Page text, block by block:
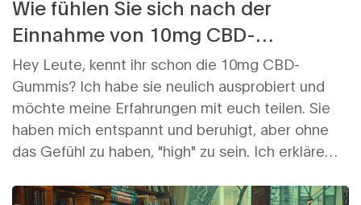
Wie fühlen Sie sich nach der
Einnahme von 10mg CBD-
Gummibärchen?
Hey Leute, kennt ihr schon die 10mg CBD-
Gummis? Ich habe sie neulich ausprobiert und
möchte meine Erfahrungen mit euch teilen. Sie
haben mich entspannt und beruhigt, aber ohne
das Gefühl zu haben, "high" zu sein. Ich erkläre
Einnahme fühlt. Seid gespannt und begleitet mich